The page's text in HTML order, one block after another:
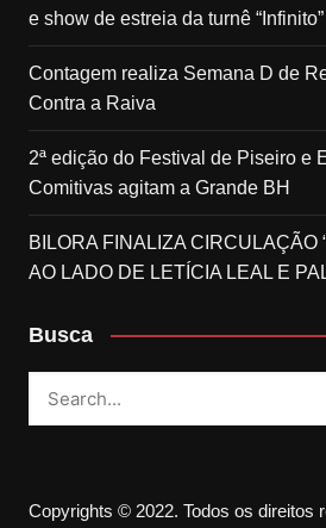
e show de estreia da turnê
Contagem realiza Semana D de
Contra a Raiva
2ª edição do Festival de Piseiro e
Comitivas agitam a Grande BH
BILORA FINALIZA CIRCULAÇÃO
AO LADO DE LETÍCIA LEAL E
Busca
Copyrights © 2022. Todos os direitos